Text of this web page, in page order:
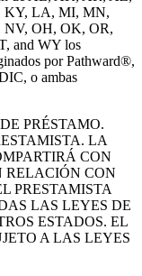
KY, LA, MI, MN,
OH, OK, OR,
and WY los
por Pathward®,
o ambas
PRÉSTAMO.
LA
CON
RELACIÓN CON
PRESTAMISTA
LAS LEYES DE
ESTADOS. EL
A LAS LEYES